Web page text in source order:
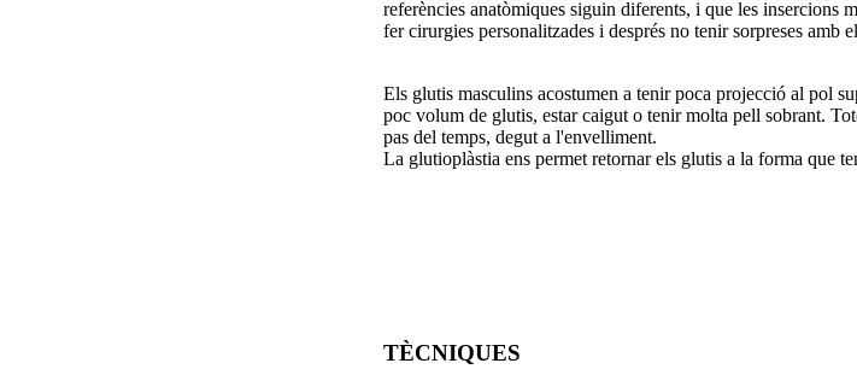
referències anatòmiques siguin diferents, i que les insercions
fer cirurgies personalitzades i després no tenir sorpreses amb
Els glutis masculins acostumen a tenir poca projecció al pol
poc volum de glutis, estar caigut o tenir molta pell sobrant.
pas del temps, degut a l'envelliment.
La glutioplàstia ens permet retornar els glutis a la forma que
TÈCNIQUES